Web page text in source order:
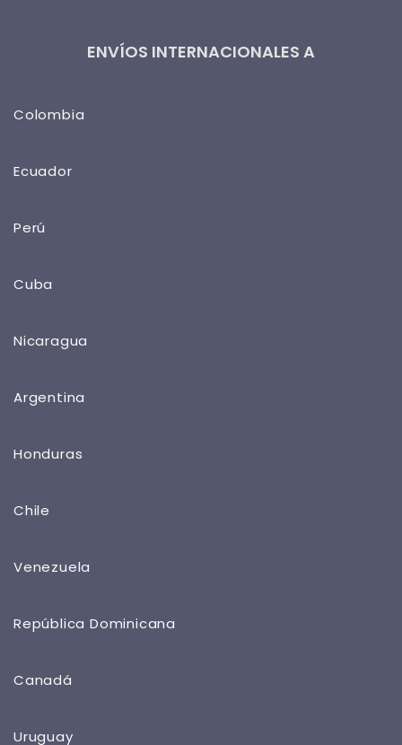
ENVÍOS INTERNACIONALES A
Colombia
Ecuador
Perú
Cuba
Nicaragua
Argentina
Honduras
Chile
Venezuela
República Dominicana
Canadá
Uruguay